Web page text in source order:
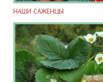
НАШИ САЖЕНЦЫ